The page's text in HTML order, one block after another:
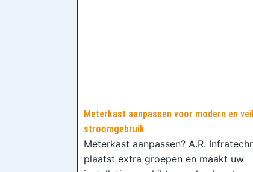
Meterkast aanpassen voor modern en
stroomgebruik
Meterkast aanpassen? A.R.
plaatst extra groepen en maakt uw